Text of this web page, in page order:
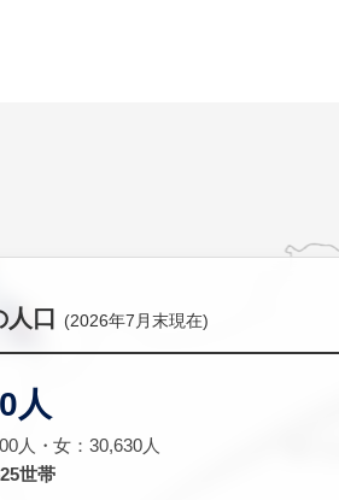
口 (2026年7月末現在)
人
人
女：30,630人
世帯